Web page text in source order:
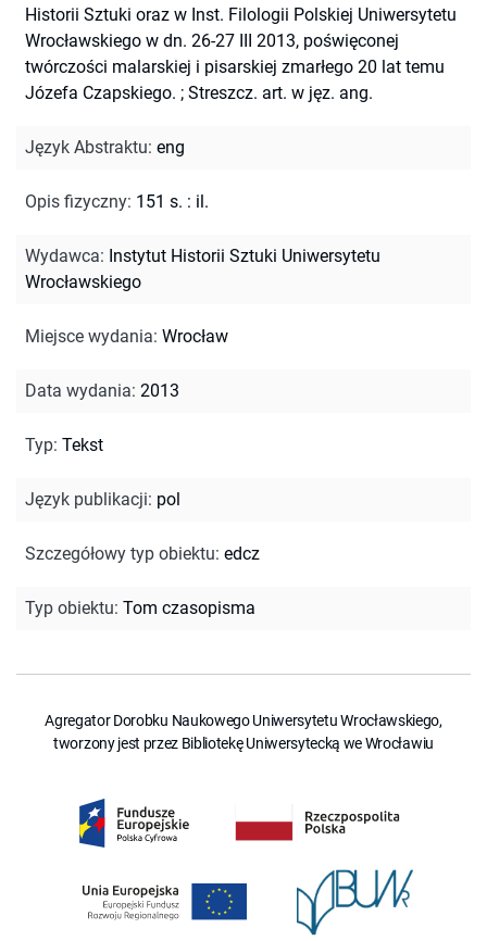
Historii Sztuki oraz w Inst. Filologii Polskiej Uniwersytetu
Wrocławskiego w dn. 26-27 III 2013, poświęconej
twórczości malarskiej i pisarskiej zmarłego 20 lat temu
Józefa Czapskiego. ; Streszcz. art. w jęz. ang.
Język Abstraktu: eng
Opis fizyczny: 151 s. : il.
Wydawca: Instytut Historii Sztuki Uniwersytetu
Wrocławskiego
Miejsce wydania: Wrocław
Data wydania: 2013
Typ: Tekst
Język publikacji: pol
Szczegółowy typ obiektu: edcz
Typ obiektu: Tom czasopisma
Agregator Dorobku Naukowego Uniwersytetu Wrocławskiego,
tworzony jest przez Bibliotekę Uniwersytecką we Wrocławiu